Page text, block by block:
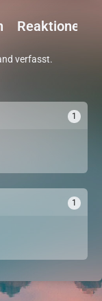
Reaktionen
verfasst.
1
1